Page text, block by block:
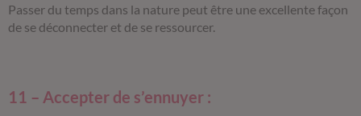
Passer du temps dans la nature peut être une excellente façon
de se déconnecter et de se ressourcer.
11 – Accepter de s’ennuyer :